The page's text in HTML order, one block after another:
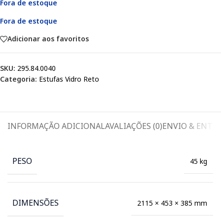
Fora de estoque
Fora de estoque
Adicionar aos favoritos
SKU: 295.84.0040
Categoria: Estufas Vidro Reto
INFORMAÇÃO ADICIONALAVALIAÇÕES (0)ENVIO &
PESO 45 kg
DIMENSÕES 2115 × 453 × 385 mm